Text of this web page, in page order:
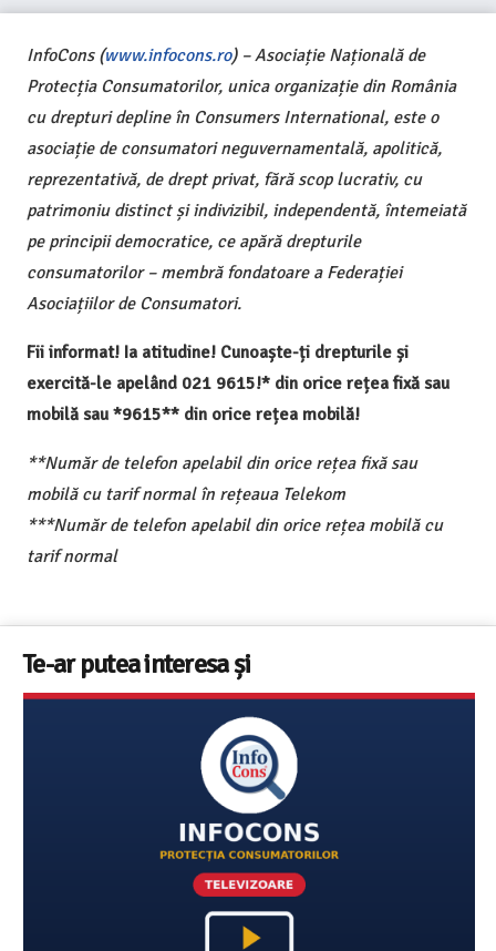
InfoCons (www.infocons.ro) – Asociație Națională de
Protecția Consumatorilor, unica organizație din România
cu drepturi depline în Consumers International, este o
asociație de consumatori neguvernamentală, apolitică,
reprezentativă, de drept privat, fără scop lucrativ, cu
patrimoniu distinct și indivizibil, independentă, întemeiată
pe principii democratice, ce apără drepturile
consumatorilor – membră fondatoare a Federației
Asociațiilor de Consumatori.
Fii informat! Ia atitudine! Cunoaște-ți drepturile și
exercită-le apelând 021 9615!* din orice rețea fixă sau
mobilă sau *9615** din orice rețea mobilă!
**Număr de telefon apelabil din orice rețea fixă sau
mobilă cu tarif normal în rețeaua Telekom
***Număr de telefon apelabil din orice rețea mobilă cu
tarif normal
Te-ar putea interesa și